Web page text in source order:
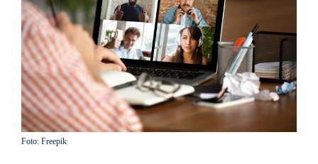
Foto: Freepik